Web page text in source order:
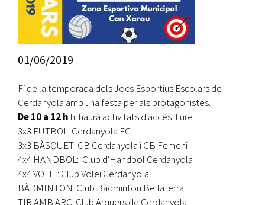
01/06/2019
Fi de la temporada dels Jocs Esportius Escolars de
Cerdanyola amb una festa per als protagonistes.
De 10 a 12 h hi haurà activitats d'accès lliure:
3x3 FUTBOL: Cerdanyola FC
3x3 BÀSQUET: CB Cerdanyola i CB Femení
4x4 HANDBOL: Club d'Handbol Cerdanyola
4x4 VOLEI: Club Volei Cerdanyola
BÀDMINTON: Club Bàdminton Bellaterra
TIR AMB ARC: Club Arquers de Cerdanyola